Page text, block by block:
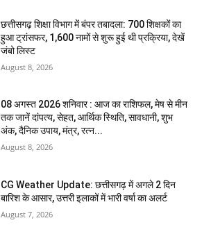
छत्तीसगढ़ शिक्षा विभाग में बंपर तबादला: 700 शिक्षकों का
हुआ ट्रांसफर, 1,600 नामों से शुरू हुई थी प्रक्रिया, देखें
जंबो लिस्ट
August 8, 2026
08 अगस्त 2026 शनिवार : आज का राशिफल, मेष से मीन
तक जानें दांपत्य, सेहत, आर्थिक स्थिति, सावधानी, शुभ
अंक, दैनिक उपाय, मंत्र, रत्न...
August 8, 2026
CG Weather Update: छत्तीसगढ़ में अगले 2 दिन
बारिश के आसार, उत्तरी इलाकों में भारी वर्षा का अलर्ट
August 7, 2026